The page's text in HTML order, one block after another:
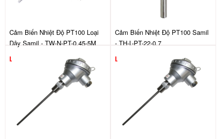
Cảm Biến Nhiệt Độ PT100 Loại
Dây Samil - TW-N-PT-0.45-5M
Liên hệ
Cảm Biến Nhiệt Độ PT100 Samil
- TH-L-PT-22-0.7
Liên hệ